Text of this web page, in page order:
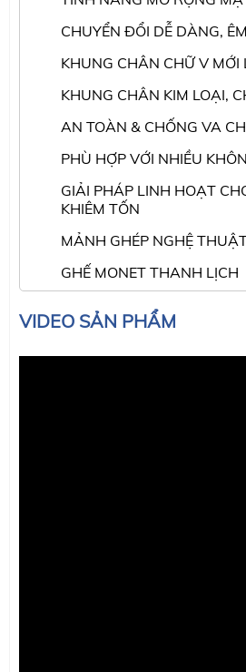
CHUYỂN ĐỔI DỄ DÀNG,
KHUNG CHÂN CHỮ V MỚI
KHUNG CHÂN KIM LOẠI,
AN TOÀN & CHỐNG VA
PHÙ HỢP VỚI NHIỀU
GIẢI PHÁP LINH HOẠT
KHIÊM TỐN
MẢNH GHÉP NGHỆ
GHẾ MONET THANH LỊCH
VIDEO SẢN PHẨM